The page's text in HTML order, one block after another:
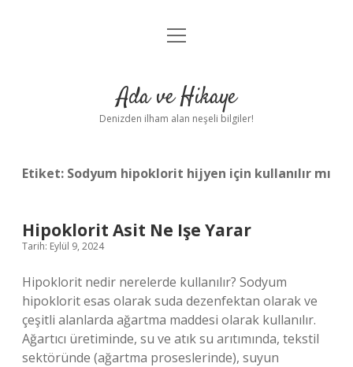
Anasayfa
Yasal Uyarı
menüyü
Ada ve Hikaye
Denizden ilham alan neşeli bilgiler!
Etiket: Sodyum hipoklorit hijyen için kullanılır mı
Hipoklorit Asit Ne Işe Yarar
Tarih: Eylül 9, 2024
Hipoklorit nedir nerelerde kullanılır? Sodyum
hipoklorit esas olarak suda dezenfektan olarak ve
çeşitli alanlarda ağartma maddesi olarak kullanılır.
Ağartıcı üretiminde, su ve atık su arıtımında, tekstil
sektöründe (ağartma proseslerinde), suyun